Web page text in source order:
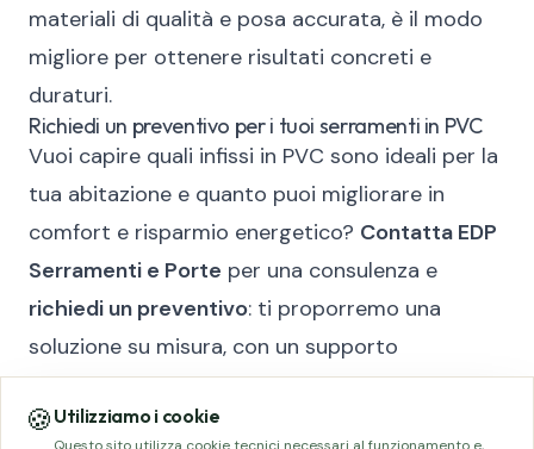
materiali di qualità e posa accurata, è il modo
migliore per ottenere risultati concreti e
duraturi.
Richiedi un preventivo per i tuoi serramenti in PVC
Vuoi capire quali infissi in PVC sono ideali per la
tua abitazione e quanto puoi migliorare in
comfort e risparmio energetico? Contatta EDP
Serramenti e Porte per una consulenza e
richiedi un preventivo: ti proporremo una
soluzione su misura, con un supporto
professionale dalla scelta alla posa.
🍪 Utilizziamo i cookie